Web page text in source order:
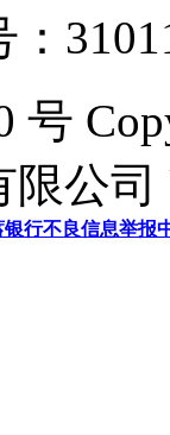
号
公司
银行不良信息举报